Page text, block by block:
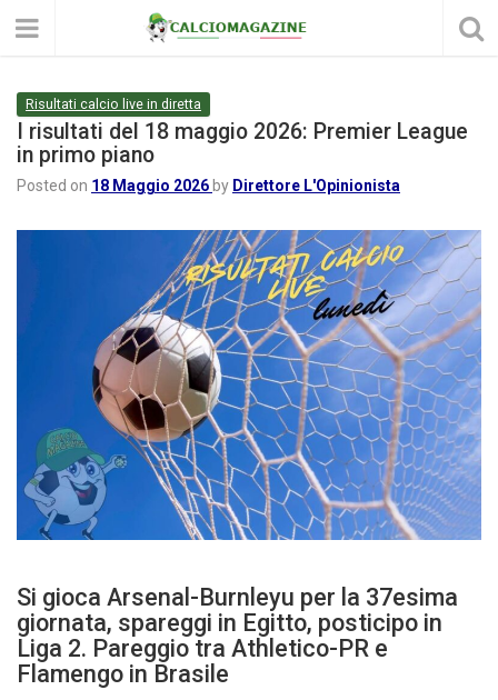
Risultati calcio live in diretta
I risultati del 18 maggio 2026: Premier League
in primo piano
Posted on 18 Maggio 2026 by Direttore L'Opinionista
Si gioca Arsenal-Burnleyu per la 37esima
giornata, spareggi in Egitto, posticipo in
Liga 2. Pareggio tra Athletico-PR e
Flamengo in Brasile